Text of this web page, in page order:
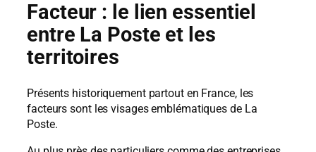
Facteur : le lien essentiel
entre La Poste et les
territoires
Présents historiquement partout en France, les
facteurs sont les visages emblématiques de La
Poste.